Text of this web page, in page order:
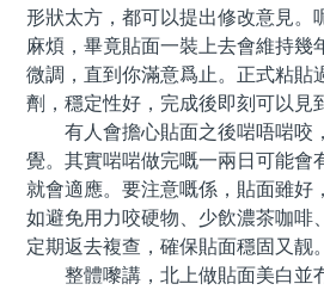
形狀太方，都可以提出修改意見。
麻煩，畢竟貼面一裝上去會維持幾
微調，直到你滿意爲止。正式粘貼
劑，穩定性好，完成後即刻可以見
有人會擔心貼面之後啱唔啱咬
覺。其實啱啱做完嘅一兩日可能會
就會適應。要注意嘅係，貼面雖好
如避免用力咬硬物、少飲濃茶咖啡
定期返去複查，確保貼面穩固又靓。
整體嚟講，北上做貼面美白並